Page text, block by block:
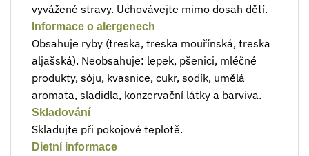
vyvážené stravy. Uchovávejte mimo dosah dětí.
Informace o alergenech
Obsahuje ryby (treska, treska mouřínská, treska
aljašská). Neobsahuje: lepek, pšenici, mléčné
produkty, sóju, kvasnice, cukr, sodík, umělá
aromata, sladidla, konzervační látky a barviva.
Skladování
Skladujte při pokojové teplotě.
Dietní informace